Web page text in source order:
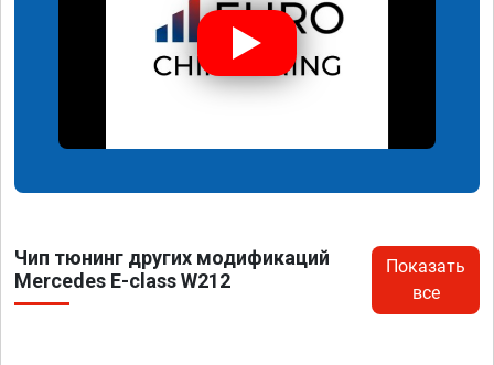
Чип тюнинг других модификаций
Mercedes E-class W212
Показать
все